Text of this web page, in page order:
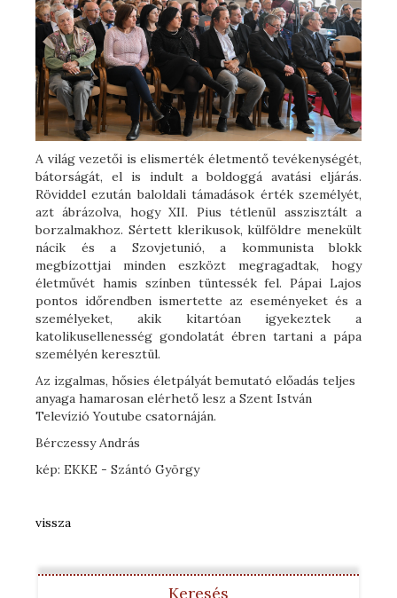
A világ vezetői is elismerték életmentő tevékenységét,
bátorságát, el is indult a boldoggá avatási eljárás.
Röviddel ezután baloldali támadások érték személyét,
azt ábrázolva, hogy XII. Pius tétlenül asszisztált a
borzalmakhoz. Sértett klerikusok, külföldre menekült
nácik és a Szovjetunió, a kommunista blokk
megbízottjai minden eszközt megragadtak, hogy
életművét hamis színben tüntessék fel. Pápai Lajos
pontos időrendben ismertette az eseményeket és a
személyeket, akik kitartóan igyekeztek a
katolikusellenesség gondolatát ébren tartani a pápa
személyén keresztül.
Az izgalmas, hősies életpályát bemutató előadás teljes
anyaga hamarosan elérhető lesz a Szent István
Televízió Youtube csatornáján.
Bérczessy András
kép: EKKE - Szántó György
vissza
Keresés